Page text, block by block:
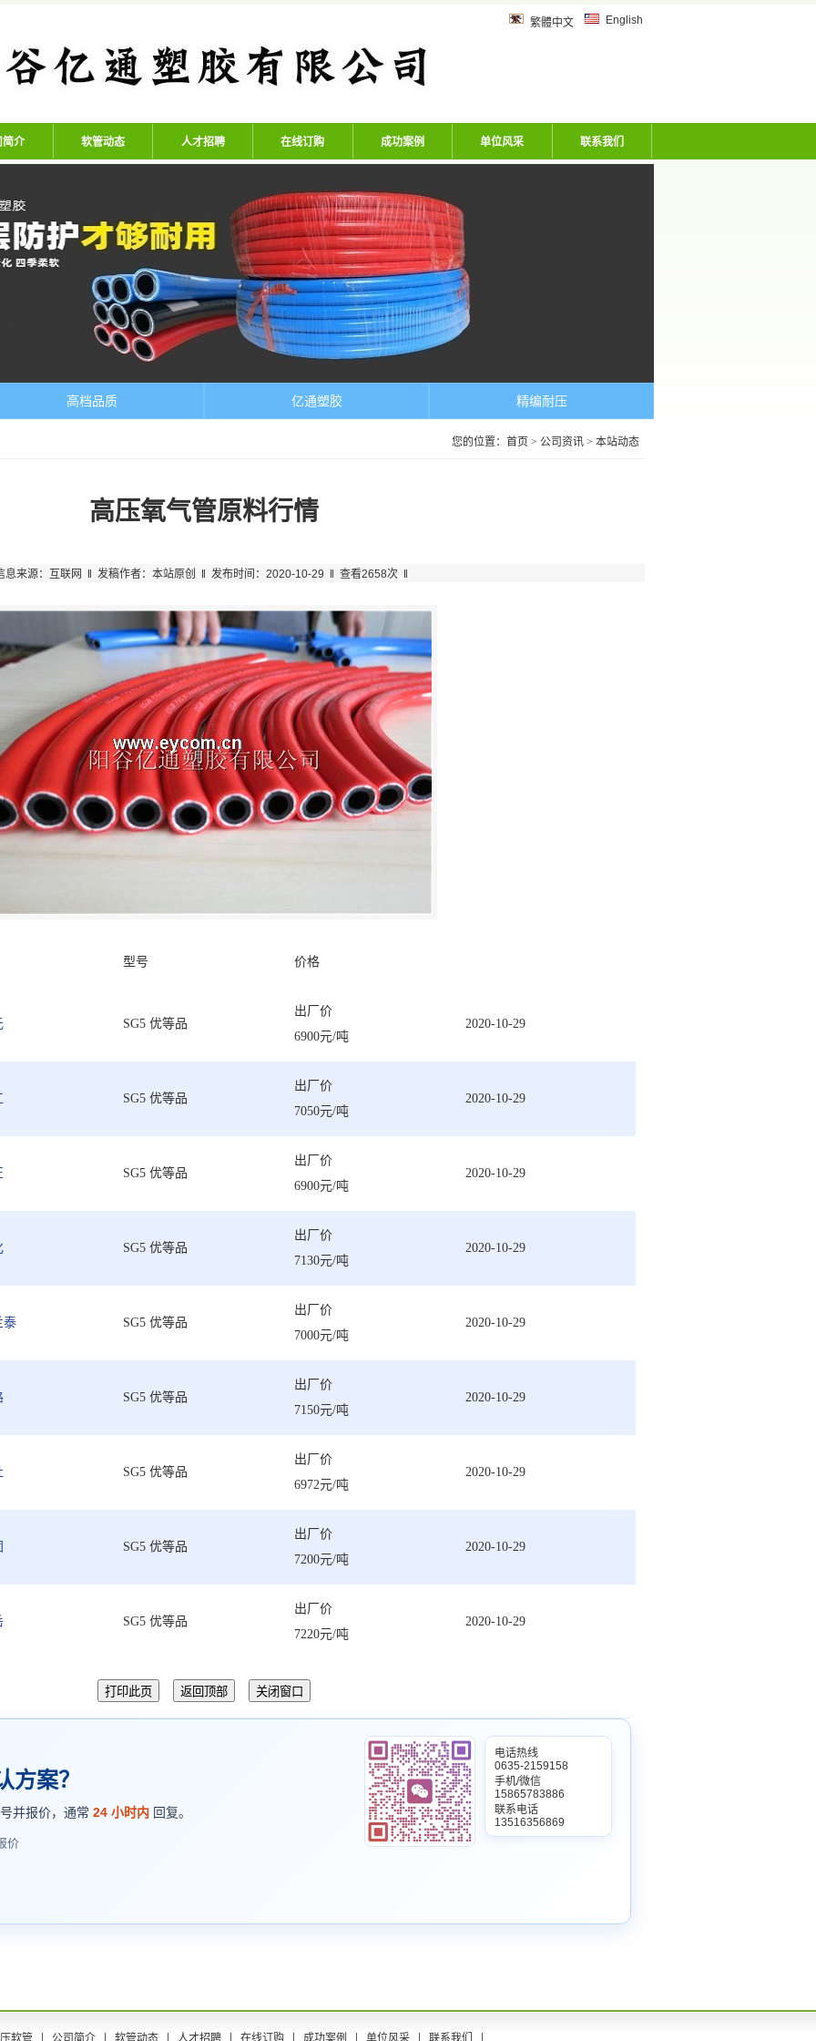
司 - 专业生产高压氧气管、乙炔管、风炮软管、洗车机专用软
繁體中文 English
简介 软管动态 人才招聘 在线订购 成功案例 单位风采 联系我们
高档品质 亿通塑胶 精编耐压
您的位置： 首页 > 公司资讯 > 本站动态
高压氧气管原料行情
息来源：互联网 ‖ 发稿作者：本站原创 ‖ 发布时间：2020-10-29 ‖ 查看2658次 ‖
型号 价格
SG5 优等品
出厂价
6900元/吨
2020-10-29
SG5 优等品
出厂价
7050元/吨
2020-10-29
SG5 优等品
出厂价
6900元/吨
2020-10-29
SG5 优等品
出厂价
7130元/吨
2020-10-29
泰 SG5 优等品
出厂价
7000元/吨
2020-10-29
SG5 优等品
出厂价
7150元/吨
2020-10-29
SG5 优等品
出厂价
6972元/吨
2020-10-29
SG5 优等品
出厂价
7200元/吨
2020-10-29
SG5 优等品
出厂价
7220元/吨
2020-10-29
方案？
并报价，通常 24 小时内 回复。
价
电话热线
0635-2159158
手机/微信
15865783886
联系电话
13516356869
软管 公司简介 软管动态 人才招聘 在线订购 成功案例 单位风采 联系我们